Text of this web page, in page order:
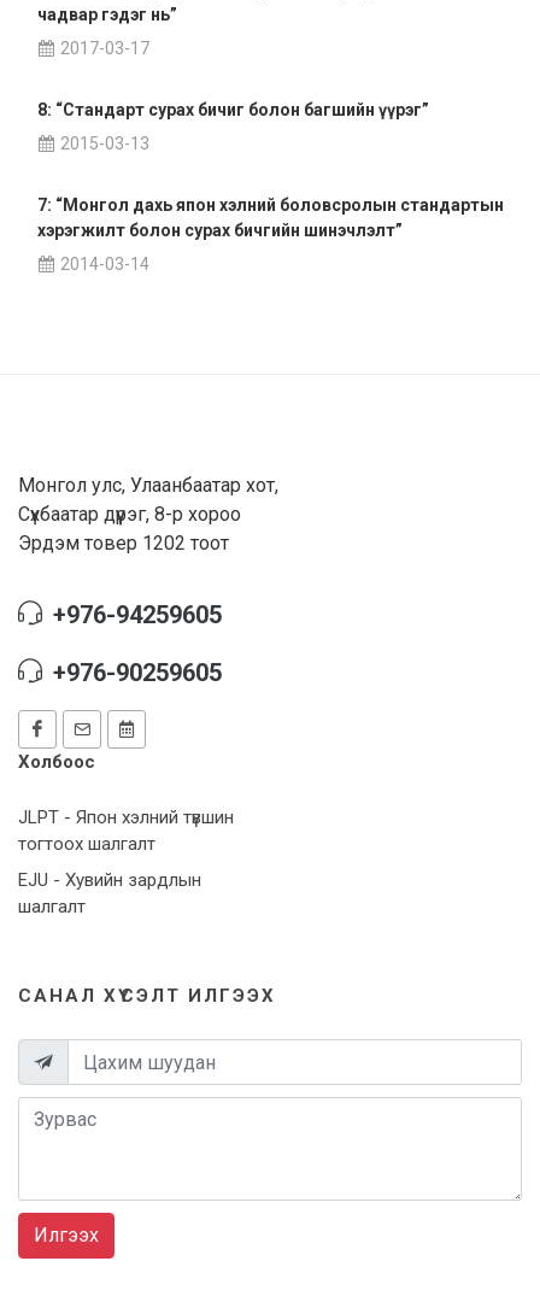
чадвар гэдэг нь”
2017-03-17
8: “Стандарт сурах бичиг болон багшийн үүрэг”
2015-03-13
7: “Монгол дахь япон хэлний боловсролын стандартын
хэрэгжилт болон сурах бичгийн шинэчлэлт”
2014-03-14
Монгол улс, Улаанбаатар хот,
Сүхбаатар дүүрэг, 8-р хороо
Эрдэм товер 1202 тоот
+976-94259605
+976-90259605
Холбоос
JLPT - Япон хэлний түвшин
тогтоох шалгалт
EJU - Хувийн зардлын
шалгалт
САНАЛ ХҮСЭЛТ ИЛГЭЭХ
Илгээх